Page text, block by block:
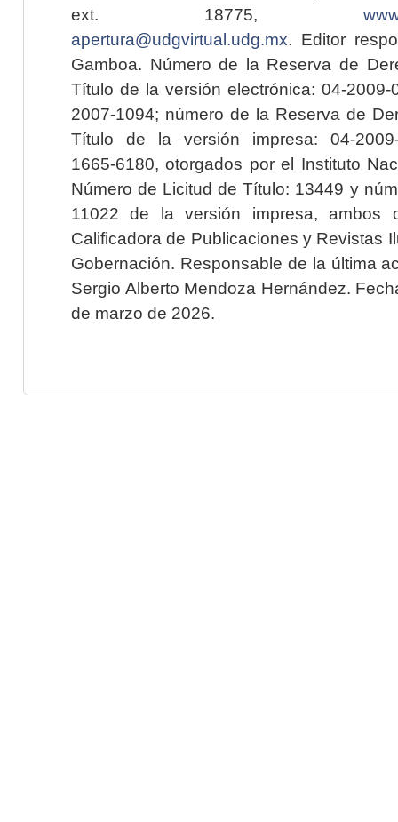
ext. 18775,
apertura@udgvirtual.udg.mx. Editor
Gamboa. Número de la Reserva de
Título de la versión electrónica: 04-2009-
2007-1094; número de la Reserva de
Título de la versión impresa: 04-2009-
1665-6180, otorgados por el Instituto
Número de Licitud de Título: 13449 y
11022 de la versión impresa, ambos
Calificadora de Publicaciones y Revistas
Gobernación. Responsable de la última
Sergio Alberto Mendoza Hernández.
de marzo de 2026.